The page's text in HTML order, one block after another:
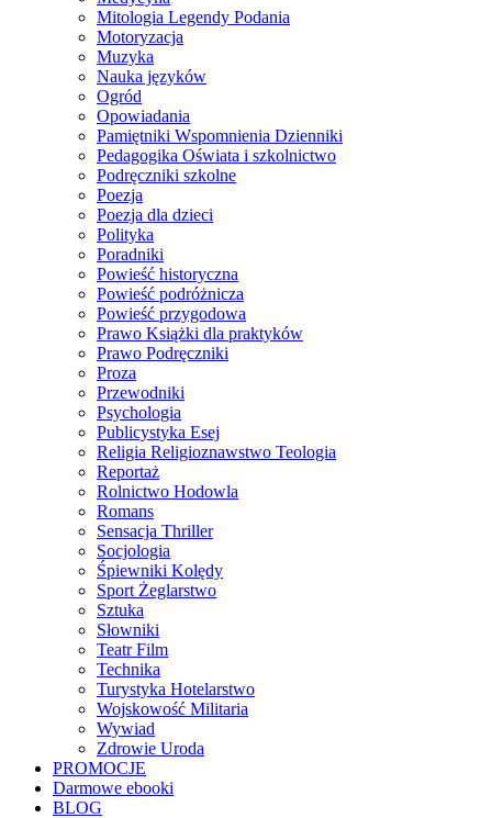
Mitologia Legendy Podania
Motoryzacja
Muzyka
Nauka języków
Ogród
Opowiadania
Pamiętniki Wspomnienia Dzienniki
Pedagogika Oświata i szkolnictwo
Podręczniki szkolne
Poezja
Poezja dla dzieci
Polityka
Poradniki
Powieść historyczna
Powieść podróżnicza
Powieść przygodowa
Prawo Książki dla praktyków
Prawo Podręczniki
Proza
Przewodniki
Psychologia
Publicystyka Esej
Religia Religioznawstwo Teologia
Reportaż
Rolnictwo Hodowla
Romans
Sensacja Thriller
Socjologia
Śpiewniki Kolędy
Sport Żeglarstwo
Sztuka
Słowniki
Teatr Film
Technika
Turystyka Hotelarstwo
Wojskowość Militaria
Wywiad
Zdrowie Uroda
PROMOCJE
Darmowe ebooki
BLOG